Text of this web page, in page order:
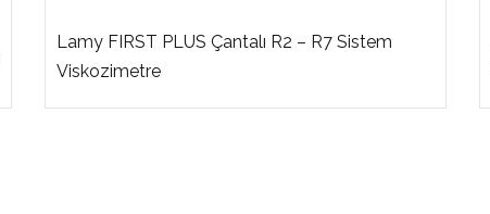
Lamy FIRST PLUS Çantalı R2 – R7 Sistem
Viskozimetre